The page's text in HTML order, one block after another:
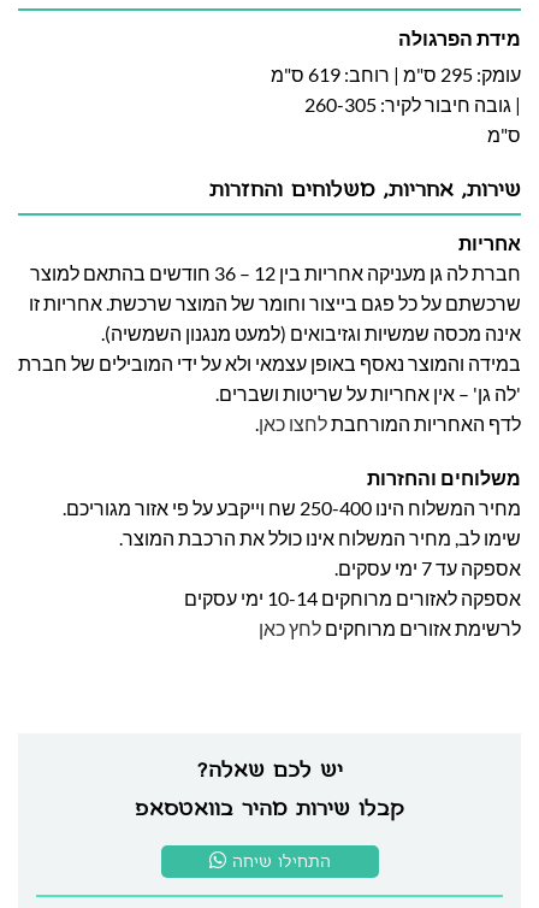
מידת הפרגולה
עומק: 295 ס"מ | רוחב: 619 ס"מ
| גובה חיבור לקיר: 260-305
ס"מ
יש לכם שאלה?
קבלו שירות מהיר בוואטסאפ
התחילו שיחה
שירות, אחריות, משלוחים והחזרות
אחריות
חברת לה גן מעניקה אחריות בין 12 – 36 חודשים בהתאם למוצר
שרכשתם על כל פגם בייצור וחומר של המוצר שרכשת. אחריות זו
אינה מכסה שמשיות וגזיבואים (למעט מנגנון השמשיה).
במידה והמוצר נאסף באופן עצמאי ולא על ידי המובילים של חברת
'לה גן' – אין אחריות על שריטות ושברים.
לדף האחריות המורחבתלחצו כאן.
משלוחים והחזרות
מחיר המשלוח הינו 250-400 שח וייקבע על פי אזור מגוריכם.
שימו לב, מחיר המשלוח אינו כולל את הרכבת המוצר.
אספקה עד 7 ימי עסקים.
אספקה לאזורים מרוחקים 10-14 ימי עסקים
לרשימת אזורים מרוחקים לחץ כאן